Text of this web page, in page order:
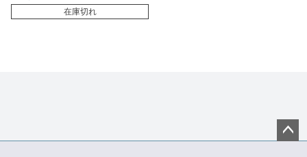
在庫切れ